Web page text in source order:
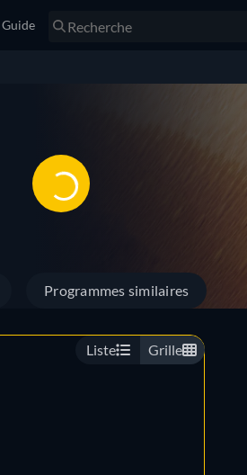
Guide
Programmes similaires
Liste Grille